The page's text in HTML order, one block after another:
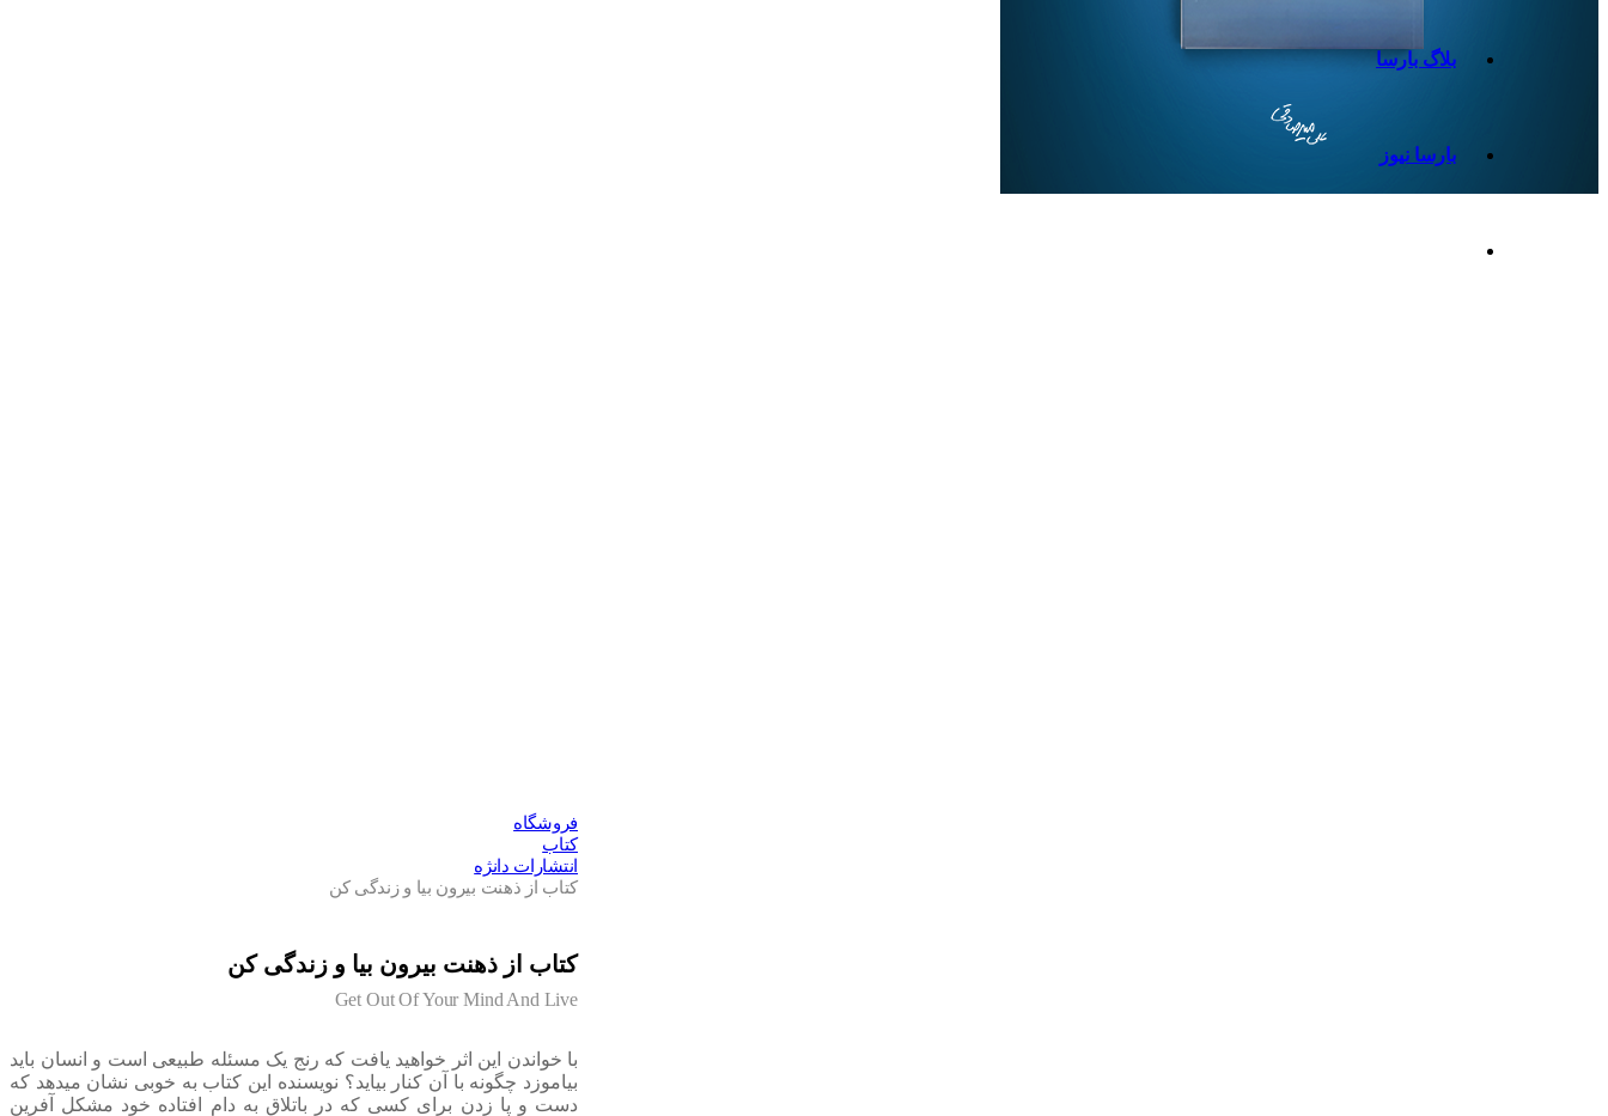
بلاگ بارسا
بارسا نیوز
فروشگاه
کتاب
انتشارات دانژه
کتاب از ذهنت بیرون بیا و زندگی کن
کتاب از ذهنت بیرون بیا و زندگی کن
Get Out Of Your Mind And Live
با خواندن این اثر خواهید یافت که رنج یک مسئله طبیعی است و انسان باید
بیاموزد چگونه با آن کنار بیاید؟ نویسنده این کتاب به خوبی نشان میدهد که
دست و پا زدن برای کسی که در باتلاق به دام افتاده خود مشکل آفرین